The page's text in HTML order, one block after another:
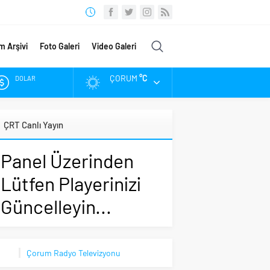
Arşivi Foto Galeri Video Galeri
DOLAR
ALTIN
BIST
ÇORUM °C
ÇRT Canlı Yayın
Panel Üzerinden
Lütfen Playerinizi
Güncelleyin...
Çorum Radyo Televizyonu